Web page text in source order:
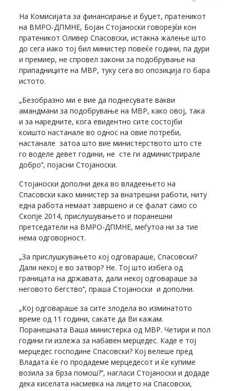
На Комисијата за финансирање и буџет, пратеникот
на ВМРО-ДПМНЕ, Бојан Стојаноски говорејќи кон
пратеникот Оливер Спасовски, истакна жалење што
до сега иако тој бил министер повеќе години, па дури
и премиер, не спровел закони за подобрување на
припадниците на МВР, туку сега во опозиција го бара
истото.
„Безобразно ми е вие да поднесувате вакви
амандмани за подобрување на МВР, како овој, така
и за наредните, кога евидентно сите состојби
коишто настанале во однос на овие потреби,
настанале затоа што вие министерството што сте
го воделе девет години, не сте ги администрирале
добро’’, појасни Стојаноски.
Стојаноски дополни дека во владеењето на
Спасовски како министер за внатрешни работи, ниту
една работа немаат завршено и се фалат само со
Скопје 2014, прислушувањето и поранешни
претседатели на ВМРО-ДПМНЕ, меѓутоа ни за тие
нема одговорност.
„За прислушкувањето кој одговараше, Спасовски?
Дали некој е во затвор? Не. Тој што избега од
границата на државата, дали некој одговараше за
неговото бегство’’, праша Стојаноски и дополни.
„Кој одговараше за сите злодела во изминатото
време од 11 години, сакате да Ви кажам.
Поранешната Ваша министерка од МВР. Четири и пол
години ги излежа за набавен мерцедес. Каде е тој
мерцедес господине Спасовски? Кој велеше пред
Владата ќе го продадеме мерцедесот и ќе купиме
возила за брза помош?’’, нагласи Стојаноски и додаде
дека киселата насмевка на лицето на Спасовски,